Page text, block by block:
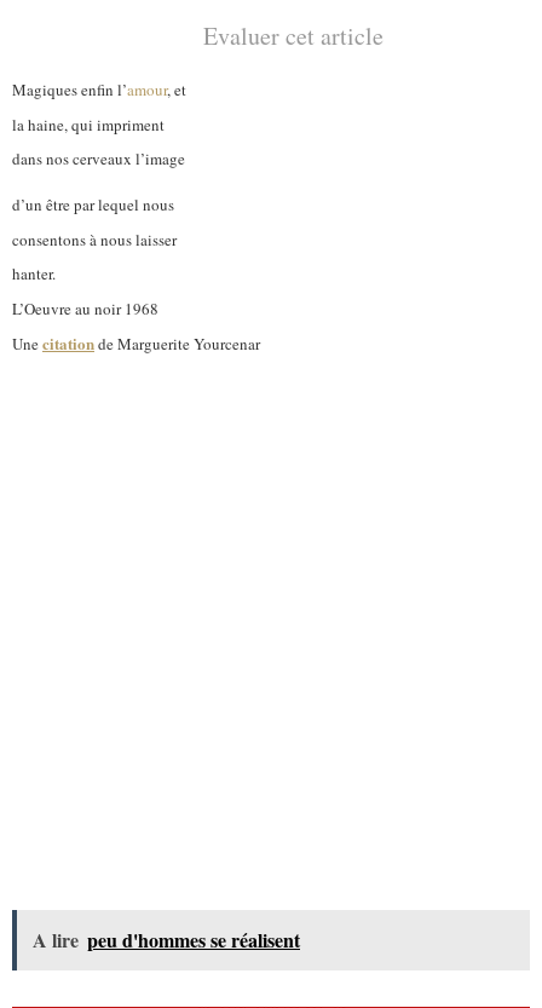
Evaluer cet article
Magiques enfin l’amour, et
la haine, qui impriment
dans nos cerveaux l’image
d’un être par lequel nous
consentons à nous laisser
hanter.
L’Oeuvre au noir 1968
Unecitationde Marguerite Yourcenar
A lire peu d'hommes se réalisent